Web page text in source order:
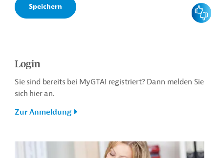
Login
Sie sind bereits bei MyGTAI registriert? Dann melden Sie
sich hier an.
Zur Anmeldung